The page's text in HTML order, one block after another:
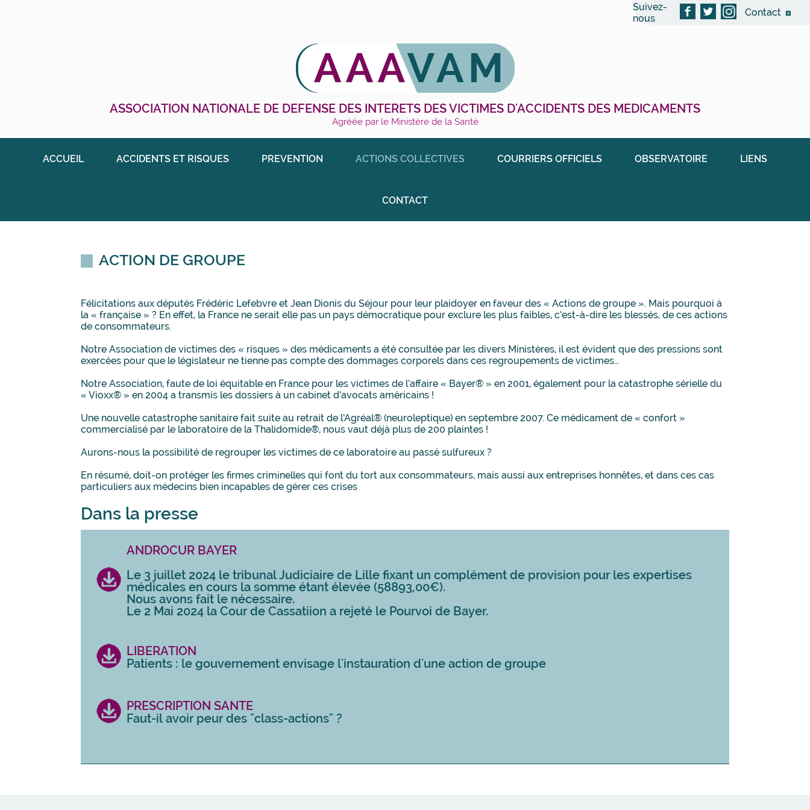
Suivez-
nous
Contact
ASSOCIATION NATIONALE DE DEFENSE DES INTERETS DES VICTIMES D'ACCIDENTS DES MEDICAMENTS
Agréée par le Ministère de la Santé
ACCUEIL ACCIDENTS ET RISQUES PREVENTION ACTIONS COLLECTIVES COURRIERS OFFICIELS OBSERVATOIRE LIENS
CONTACT
ACTION DE GROUPE
Félicitations aux députés Frédéric Lefebvre et Jean Dionis du Séjour pour leur plaidoyer en faveur des « Actions de groupe ». Mais pourquoi à
la « française » ? En effet, la France ne serait elle pas un pays démocratique pour exclure les plus faibles, c’est-à-dire les blessés, de ces actions
de consommateurs.
Notre Association de victimes des « risques » des médicaments a été consultée par les divers Ministères, il est évident que des pressions sont
exercées pour que le législateur ne tienne pas compte des dommages corporels dans ces regroupements de victimes…
Notre Association, faute de loi équitable en France pour les victimes de l’affaire « Bayer® » en 2001, également pour la catastrophe sérielle du
« Vioxx® » en 2004 a transmis les dossiers à un cabinet d’avocats américains !
Une nouvelle catastrophe sanitaire fait suite au retrait de l’Agréal® (neuroleptique) en septembre 2007. Ce médicament de « confort »
commercialisé par le laboratoire de la Thalidomide®, nous vaut déjà plus de 200 plaintes !
Aurons-nous la possibilité de regrouper les victimes de ce laboratoire au passé sulfureux ?
En résumé, doit-on protéger les firmes criminelles qui font du tort aux consommateurs, mais aussi aux entreprises honnêtes, et dans ces cas
particuliers aux médecins bien incapables de gérer ces crises
Dans la presse
ANDROCUR BAYER
Le 3 juillet 2024 le tribunal Judiciaire de Lille fixant un complément de provision pour les expertises
médicales en cours la somme étant élevée (58893,00€).
Nous avons fait le nécessaire.
Le 2 Mai 2024 la Cour de Cassatiion a rejeté le Pourvoi de Bayer.
LIBERATION
Patients : le gouvernement envisage l'instauration d'une action de groupe
PRESCRIPTION SANTE
Faut-il avoir peur des "class-actions" ?